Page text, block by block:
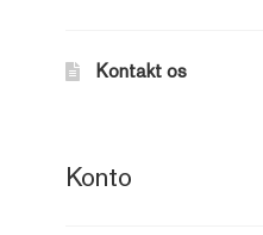
Kontakt os
Konto